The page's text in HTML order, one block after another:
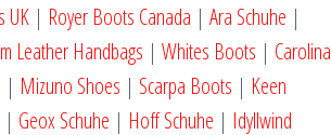
UK | Royer Boots Canada | Ara Schuhe |
Leather Handbags | Whites Boots | Carolina
| Mizuno Shoes | Scarpa Boots | Keen
| Geox Schuhe | Hoff Schuhe | Idyllwind